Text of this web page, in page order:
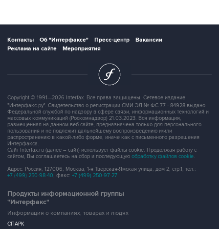
Контакты Об "Интерфаксе" Пресс-центр
Вакансии
Реклама на сайте
Мероприятия
Copyright © 1991—2026 Interfax. Все права защищены. Сетевое издание
"Интерфакс.ру". Свидетельство о регистрации СМИ ЭЛ № ФС 77 - 84928 выдано
Федеральной службой по надзору в сфере связи, информационных технологий и
массовых коммуникаций (Роскомнадзор) 21.03.2023. Вся информация,
размещенная на данном веб-сайте, предназначена только для персонального
пользования и не подлежит дальнейшему воспроизведению и/или
распространению в какой-либо форме, иначе как с письменного разрешения
Интерфакса.
Сайт Interfax.ru (далее – сайт) использует файлы cookie. Продолжая работу с
сайтом, Вы соглашаетесь на сбор и последующую обработку файлов cookie.
Адрес: Россия, 127006, Москва, 1-я Тверская-Ямская улица, дом 2, стр.1, тел.:
+7 (499) 250-98-40, факс: +7 (499) 250-97-27
Продукты информационной группы
"Интерфакс"
Информация о компаниях, товарах и людях
СПАРК